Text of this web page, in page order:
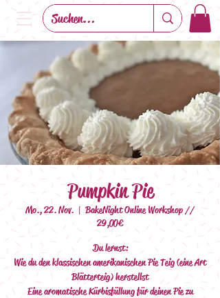
Pumpkin Pie
Mo., 22. Nov.
  |
BakeNight Online Workshop //
29,00€
Du lernst:
Wie du den klassischen amerikanischen Pie Teig (eine Art
Blätterteig) herstellst
Eine aromatische Kürbisfüllung für deinen Pie zu